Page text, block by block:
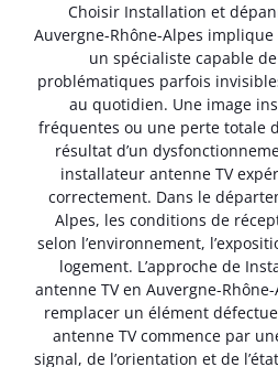
Choisir Installation et
Auvergne-Rhône-Alpes
un spécialiste capable
problématiques parfois
au quotidien. Une image
fréquentes ou une perte totale
résultat d’un
installateur antenne TV
correctement. Dans le
Alpes, les conditions de
selon l’environnement,
logement. L’approche de
antenne TV en Auvergne-
remplacer un élément
antenne TV commence par
signal, de l’orientation et de